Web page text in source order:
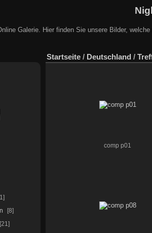
Galerie. Hier finden Sie unsere Bilder,
8
21
Startseite / Deutschland /
comp p01